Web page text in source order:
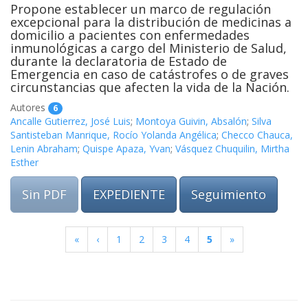
Propone establecer un marco de regulación
excepcional para la distribución de medicinas a
domicilio a pacientes con enfermedades
inmunológicas a cargo del Ministerio de Salud,
durante la declaratoria de Estado de
Emergencia en caso de catástrofes o de graves
circunstancias que afecten la vida de la Nación.
Autores 6
Ancalle Gutierrez, José Luis; Montoya Guivin, Absalón; Silva
Santisteban Manrique, Rocío Yolanda Angélica; Checco Chauca,
Lenin Abraham; Quispe Apaza, Yvan; Vásquez Chuquilin, Mirtha
Esther
Sin PDF EXPEDIENTE Seguimiento
« ‹ 1 2 3 4 5 »